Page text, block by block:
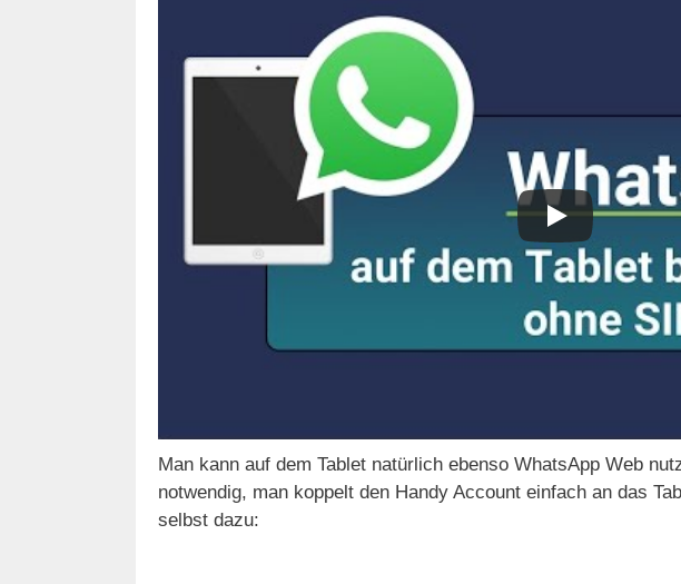
Man kann auf dem Tablet natürlich ebenso WhatsApp Web
notwendig, man koppelt den Handy Account einfach an das
selbst dazu: